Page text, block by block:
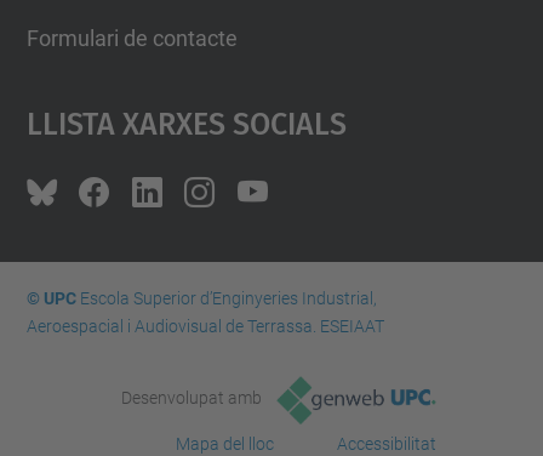
Formulari de contacte
Llista Xarxes Socials
© UPCEscola Superior d’Enginyeries Industrial,
Aeroespacial i Audiovisual de Terrassa. ESEIAAT
Desenvolupat amb
Mapa del lloc
Accessibilitat